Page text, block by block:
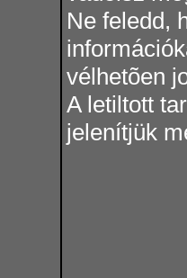
Ne feledd,
vélhetõen
A letiltott
jelenítjük